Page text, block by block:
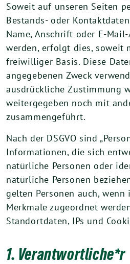
Soweit auf unseren Seiten
Bestands- oder
Name, Anschrift oder E-
werden, erfolgt dies, soweit
freiwilliger Basis. Diese
angegebenen Zweck
ausdrückliche Zustimmung
weitergegeben noch mit
zusammengeführt.
Nach der DSGVO sind
Informationen, die sich
natürliche Personen oder
natürliche Personen
gelten Personen auch,
Merkmale zugeordnet
Standortdaten, IPs und
1. Verantwortliche*r